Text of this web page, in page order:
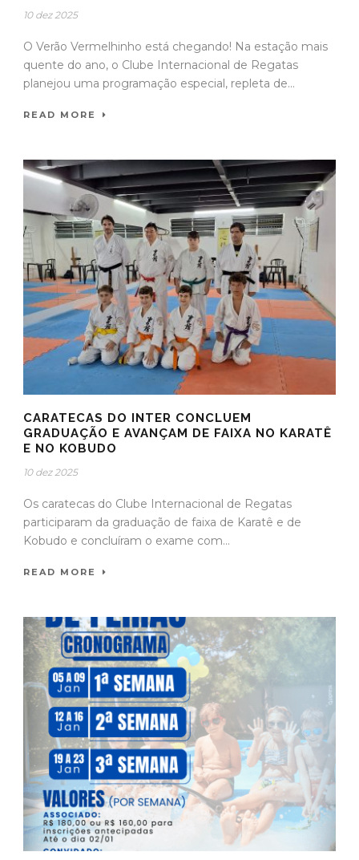
10 dez 2025
O Verão Vermelhinho está chegando! Na estação mais
quente do ano, o Clube Internacional de Regatas
planejou uma programação especial, repleta de...
READ MORE
CARATECAS DO INTER CONCLUEM
GRADUAÇÃO E AVANÇAM DE FAIXA NO KARATÊ
E NO KOBUDO
10 dez 2025
Os caratecas do Clube Internacional de Regatas
participaram da graduação de faixa de Karatê e de
Kobudo e concluíram o exame com...
READ MORE